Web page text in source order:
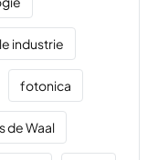
industrie
fotonica
de Waal